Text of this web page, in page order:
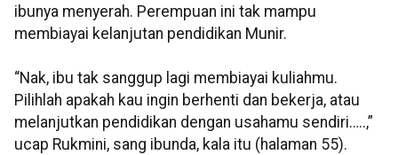
ibunya menyerah. Perempuan ini tak mampu
membiayai kelanjutan pendidikan Munir.
“Nak, ibu tak sanggup lagi membiayai kuliahmu.
Pilihlah apakah kau ingin berhenti dan bekerja, atau
melanjutkan pendidikan dengan usahamu sendiri…..,”
ucap Rukmini, sang ibunda, kala itu (halaman 55).